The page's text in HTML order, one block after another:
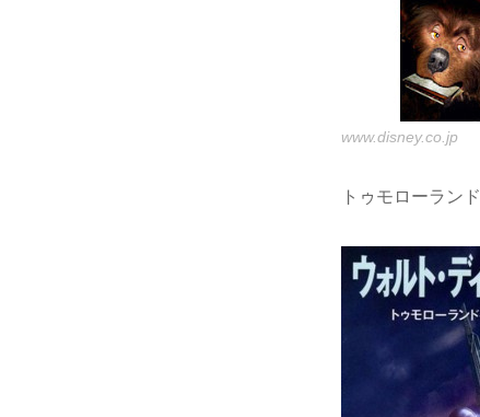
www.disney.co.jp
トゥモローランド